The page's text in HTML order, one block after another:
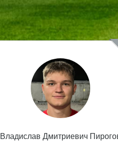
Владислав Дмитриевич